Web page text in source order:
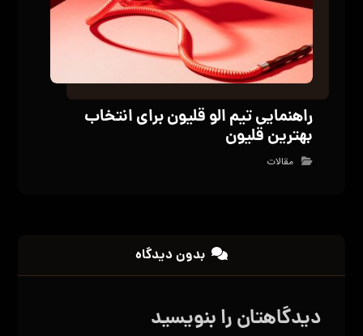
راهنمایی تیم الو قلیون برای انتخاب
بهترین قلیون
مقالات
بدون دیدگاه
دیدگاهتان را بنویسید